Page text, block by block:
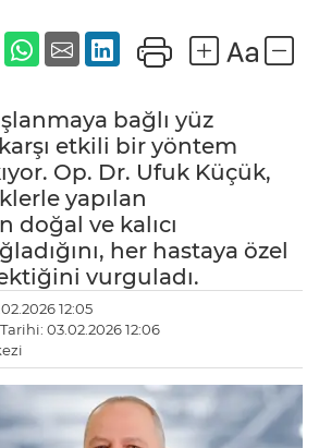
bağlı yüz
etkili bir yöntem
Op. Dr. Ufuk Küçük,
yapılan
doğal ve kalıcı
her hastaya özel
vurguladı.
12:05
03.02.2026 12:06